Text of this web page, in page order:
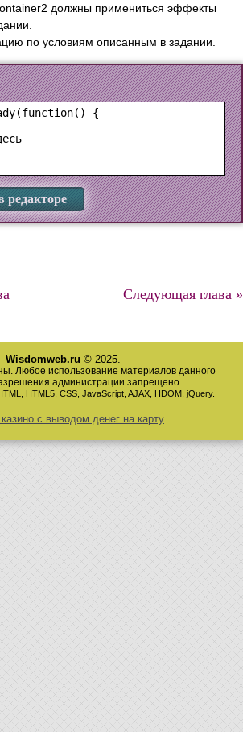
должны примениться эффекты
по условиям описанным в задании.
{
редакторе
Следующая глава »
Wisdomweb.ru © 2025.
Любое использование материалов данного
администрации запрещено.
HTML5, CSS, JavaScript, AJAX, HDOM, jQuery.
с выводом денег на карту